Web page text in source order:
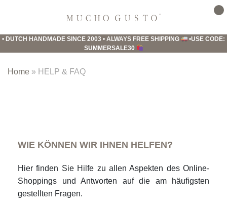
navigation
content
Gusto
• DUTCH HANDMADE SINCE 2003 • ALWAYS FREE SHIPPING •USE CODE:
SUMMERSALE30
Home » HELP & FAQ
WIE KÖNNEN WIR IHNEN HELFEN?
Hier finden Sie Hilfe zu allen Aspekten des Online-
Shoppings und Antworten auf die am häufigsten
gestellten Fragen.